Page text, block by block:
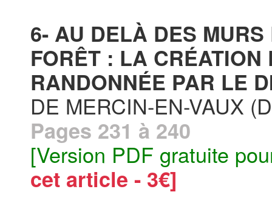
6- AU DELÀ DES
FORÊT : LA CRÉATION
RANDONNÉE PAR LE
DE MERCIN-EN-VAUX
Pages 231 à 240
[Version PDF gratuite
cet article - 3€]